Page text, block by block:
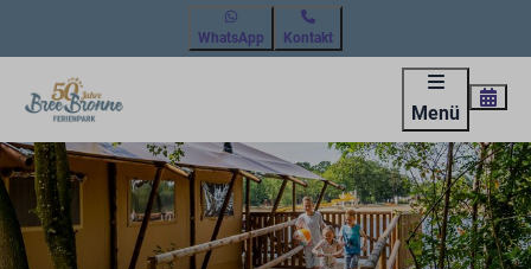
WhatsApp Kontakt
Menü